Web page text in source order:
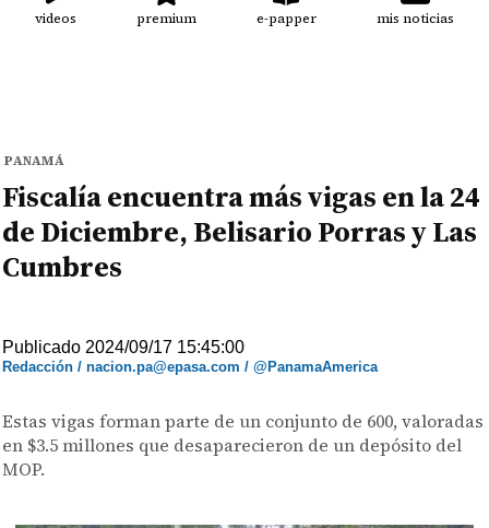
videos premium e-papper mis noticias
PANAMÁ
Fiscalía encuentra más vigas en la 24
de Diciembre, Belisario Porras y Las
Cumbres
Publicado 2024/09/17 15:45:00
Redacción / nacion.pa@epasa.com / @PanamaAmerica
Estas vigas forman parte de un conjunto de 600, valoradas
en $3.5 millones que desaparecieron de un depósito del
MOP.